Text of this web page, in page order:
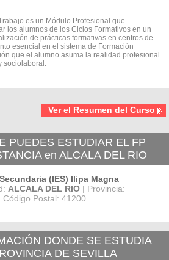
es un Módulo Profesional que
los alumnos de los Ciclos Formativos en un
de prácticas formativas en centros de
esencial en el sistema de Formación
que el alumno asuma la realidad profesional
sociolaboral.
Ver el Resumen del Curso
PUEDES ESTUDIAR EL FP
en ALCALA DEL RIO
(IES) Ilipa Magna
ALCALA DEL RIO | Provincia:
Código Postal: 41200
DONDE SE ESTUDIA
DE SEVILLA